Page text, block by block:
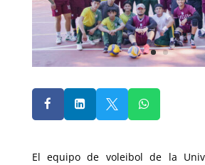
   
El equipo de voleibol de la